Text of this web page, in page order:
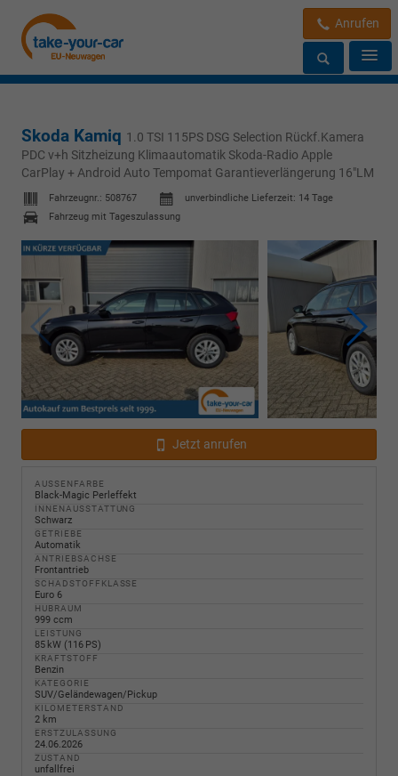
Anrufen
Skoda Kamiq 1.0 TSI 115PS DSG Selection Rückf.Kamera
PDC v+h Sitzheizung Klimaautomatik Skoda-Radio Apple
CarPlay + Android Auto Tempomat Garantieverlängerung 16"LM
Fahrzeugnr.: 508767 unverbindliche Lieferzeit: 14 Tage
Fahrzeug mit Tageszulassung
Jetzt anrufen
AUSSENFARBE
Black-Magic Perleffekt
INNENAUSSTATTUNG
Schwarz
GETRIEBE
Automatik
ANTRIEBSACHSE
Frontantrieb
SCHADSTOFFKLASSE
Euro 6
HUBRAUM
999 ccm
LEISTUNG
85 kW (116 PS)
KRAFTSTOFF
Benzin
KATEGORIE
SUV/Geländewagen/Pickup
KILOMETERSTAND
2 km
ERSTZULASSUNG
24.06.2026
ZUSTAND
unfallfrei